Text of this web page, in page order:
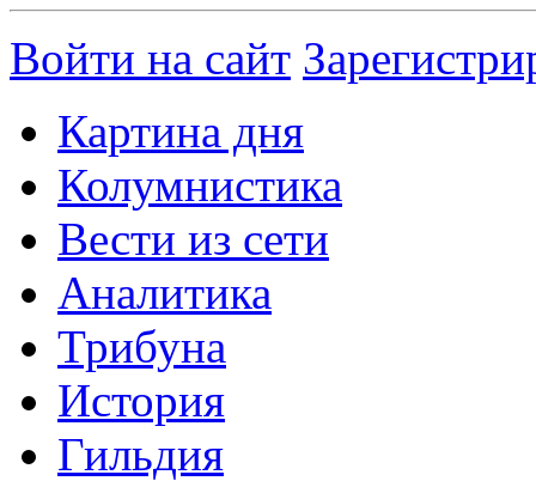
Войти на сайт
Картина дня
Колумнистика
Вести из сети
Аналитика
Трибуна
История
Гильдия